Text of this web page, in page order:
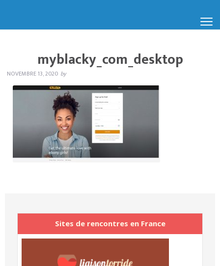
myblacky_com_desktop
NOVEMBRE 13, 2020 by
Sites de rencontres en France